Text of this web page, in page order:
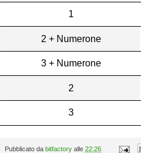
1
2 + Numerone
3 + Numerone
2
3
Pubblicato da bitfactory alle 22:26